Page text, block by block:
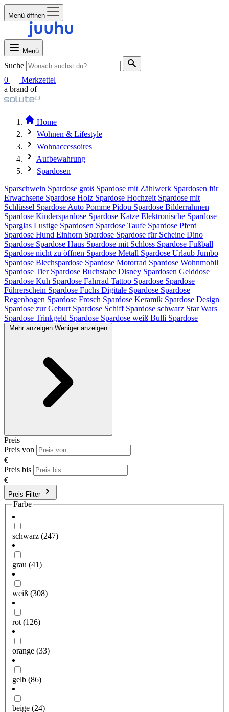
Menü öffnen
Menü
Suche
0
Merkzettel
a brand of
Home
Wohnen & Lifestyle
Wohnaccessoires
Aufbewahrung
Spardosen
Sparschwein Spardose groß Spardose mit Zählwerk Spardosen für
Erwachsene Spardose Holz Spardose Hochzeit Spardose mit
Schlüssel Spardose Auto Pomme Pidou Spardose Bilderrahmen
Spardose Kinderspardose Spardose Katze Elektronische Spardose
Sparglas Lustige Spardosen Spardose Taufe Spardose Pferd
Spardose Hund Einhorn Spardose Spardose für Scheine Dino
Spardose Spardose Haus Spardose mit Schloss Spardose Fußball
Spardose nicht zu öffnen Spardose Metall Spardose Urlaub Jumbo
Spardose Blechspardose Spardose Motorrad Spardose Wohnmobil
Spardose Tier Spardose Buchstabe Disney Spardosen Gelddose
Spardose Kuh Spardose Fahrrad Tattoo Spardose Spardose
Führerschein Spardose Fuchs Digitale Spardose Spardose
Regenbogen Spardose Frosch Spardose Keramik Spardose Design
Spardose zur Geburt Spardose Schiff Spardose schwarz Star Wars
Spardose Trinkgeld Spardose Spardose weiß Bulli Spardose
Mehr anzeigen Weniger anzeigen
Preis
Preis von
€
Preis bis
€
Preis-Filter
Farbe
schwarz (247)
grau (41)
weiß (308)
rot (126)
orange (33)
gelb (86)
beige (24)